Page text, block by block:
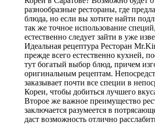
разнообразные рестораны, где
блюда, но если вы хотите найти
так же точное использование
естественно следует зайти в уже
Идеальная рецептура Ресторан
прежде всего естественно кухней,
тут богатый выбор блюд, причем
оригинальным рецептам.
заказывает почти все специи в
Кореи, чтобы добиться лучшего
Второе же важное преимущество
заключается разумеется в
даст возможность отлично